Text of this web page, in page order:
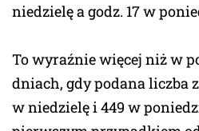
niedzielę a godz. 17 w
To wyraźnie więcej niż w
dniach, gdy podana liczba
w niedzielę i 449 w